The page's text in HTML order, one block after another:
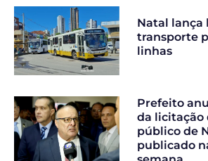
Natal lança
transporte
linhas
Prefeito
da licitação
público de
publicado